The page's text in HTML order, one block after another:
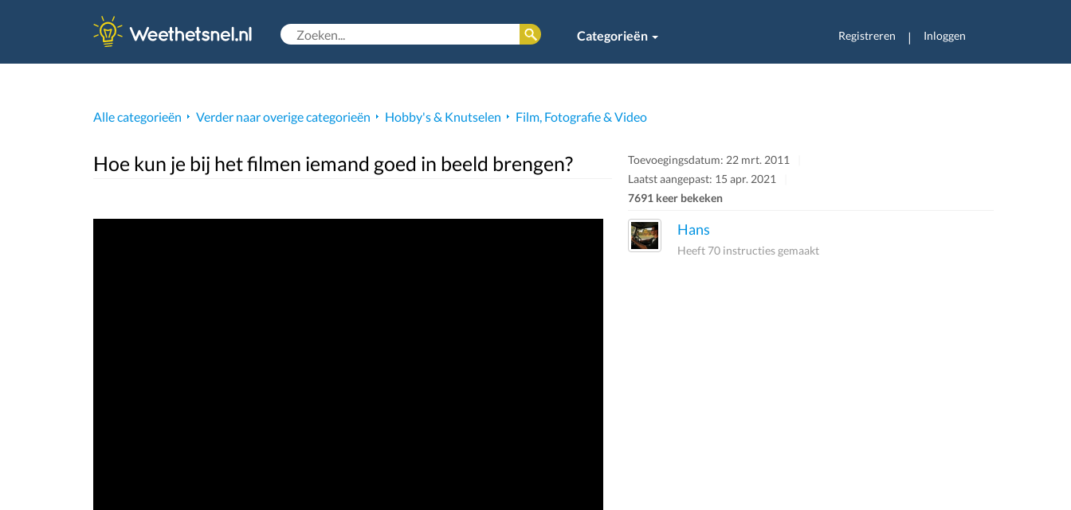
Categorieën Registreren | Inloggen
Alle categorieën Verder naar overige categorieën Hobby's & Knutselen Film, Fotografie & Video
Hoe kun je bij het filmen iemand goed in beeld brengen?
Toevoegingsdatum: 22 mrt. 2011
Laatst aangepast: 15 apr. 2021
7691 keer bekeken
Hans
Heeft 70 instructies gemaakt